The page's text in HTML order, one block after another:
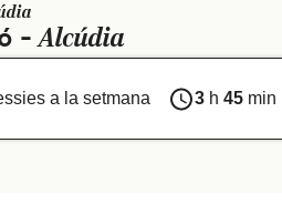
-Alcúdia
a la setmana 3h 45min